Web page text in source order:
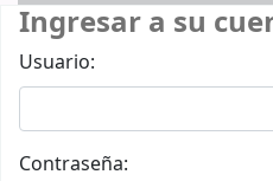
Ingresar a su
Usuario:
Contraseña: